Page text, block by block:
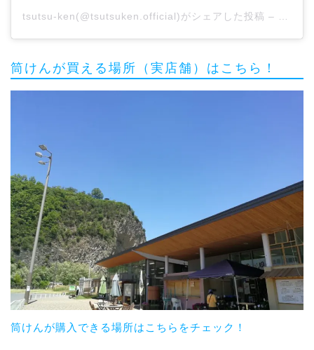
tsutsu-ken(@tsutsuken.official)がシェアした投稿 – 2020
筒けんが買える場所（実店舗）はこちら！
筒けんが購入できる場所はこちらをチェック！